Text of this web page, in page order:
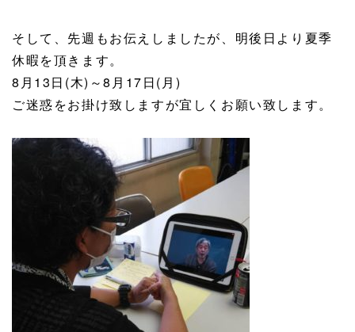
そして、先週もお伝えしましたが、明後日より夏季
休暇を頂きます。
8月13日(木)～8月17日(月)
ご迷惑をお掛け致しますが宜しくお願い致します。